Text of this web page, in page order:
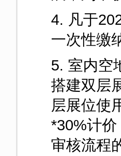
4. 凡于
一次性缴
5. 室内空
搭建双层
层展位使
*30%计
审核流程